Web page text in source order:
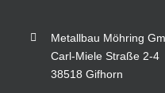
Metallbau Möhring
Carl-Miele Straße 2-4
38518 Gifhorn